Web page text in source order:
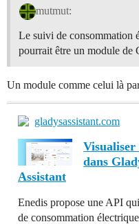
mutmut:
Le suivi de consommation
pourrait être un module de
Un module comme celui là
gladysassistant.com
Visualiser
dans
Assistant
Enedis propose une API
de consommation